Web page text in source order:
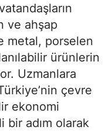
ve ahşap
metal, porselen
ürünlerin
Uzmanlara
çevre
ekonomi
bir adım olarak